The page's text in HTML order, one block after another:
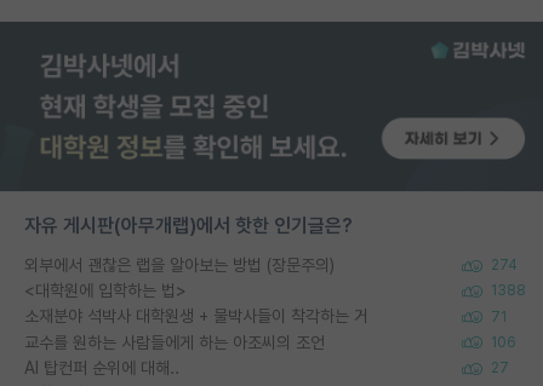
자유 게시판(아무개랩)에서 핫한 인기글은?
외부에서 괜찮은 랩을 알아보는 방법 (장문주의) 274
<대학원에 입학하는 법> 1388
소재분야 석박사 대학원생 + 물박사들이 착각하는 거 71
교수를 원하는 사람들에게 하는 아조씨의 조언 106
AI 탑컨퍼 순위에 대해.. 27